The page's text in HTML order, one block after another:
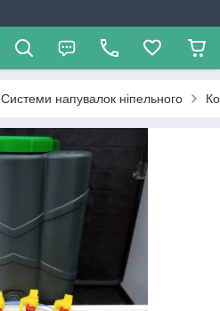
Системи напувалок ніпельного